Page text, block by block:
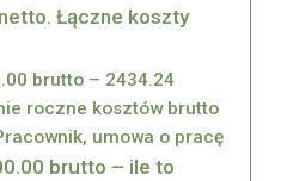
Łączne koszty
brutto – 2434.24
roczne kosztów brutto
umowa o pracę
brutto – ile to